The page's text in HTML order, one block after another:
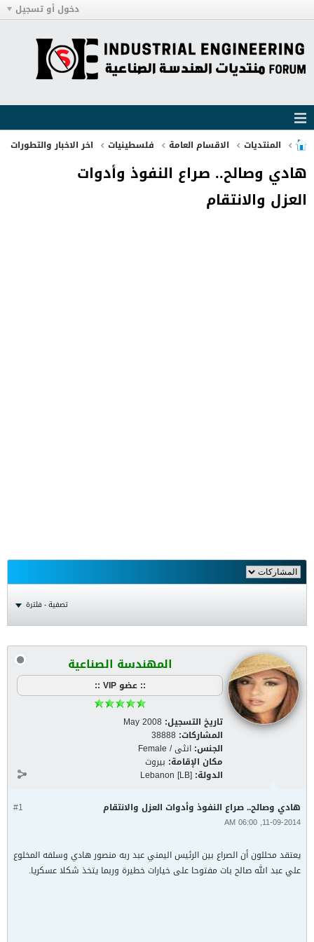
دخول أو تسجيل
المنتديات الاقسام العامة فلسطينيات اخر الاخبار والتطورات
هادي وصالح.. صراع النفوذ وأدوات
العزل والانتقام
تصفية - فلترة
المهندسة الصناعية
:: عضو VIP ::
تاريخ التسجيل: May 2008
المشاركات: 38888
الجنس: انثى / Female
مكان الإقامة: بيروت
الدولة: Lebanon [LB]
#1 هادي وصالح.. صراع النفوذ وأدوات العزل والانتقام
11-09-2014, 06:00 AM
يعتقد محللون أن الصراع بين الرئيس اليمني عبد ربه منصور هادي وسلفه المخلوع
علي عبد الله صالح بات مفتوحا على خيارات خطيرة وربما يتخذ شكلا عسكريا.